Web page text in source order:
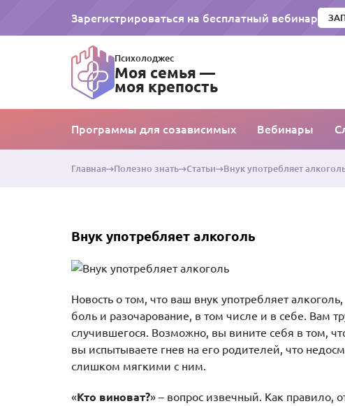
Зарегистрироваться на бесплатный вебинар
Психолоджес
Моя семья —
моя крепость
Программы для созависимых Вебинары
Главная Полезно знать Статьи Внук употребляет
Внук употребляет алкоголь
Новость о том, что ваш внук употребляет
боль и разочарование, в том числе и в себе. Вам
случившегося. Возможно, вы вините себя в том,
вы испытываете гнев на его родителей, что
слишком мягкими с ним.
«Кто виноват?» – вопрос извечный. Как правило,